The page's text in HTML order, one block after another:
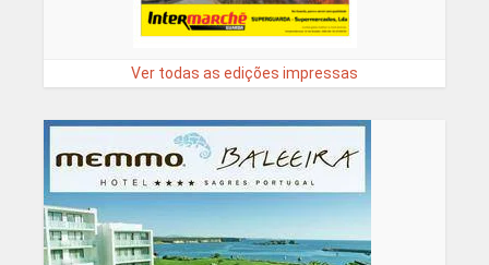
Ver todas as edições impressas